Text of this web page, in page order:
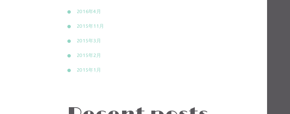
2016年4月
2015年11月
2015年3月
2015年2月
2015年1月